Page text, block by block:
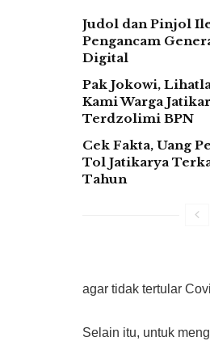
Judol dan Pinjol
Pengancam
Digital
Pak Jokowi,
Kami Warga
Terdzolimi BPN
Cek Fakta, Uang
Tol Jatikarya
Tahun
agar tidak tertular
Selain itu, untuk